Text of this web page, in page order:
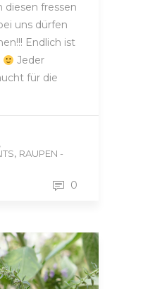
diesen fressen
uns dürfen
Endlich ist
Jeder
für die
,
, RAUPEN -
0